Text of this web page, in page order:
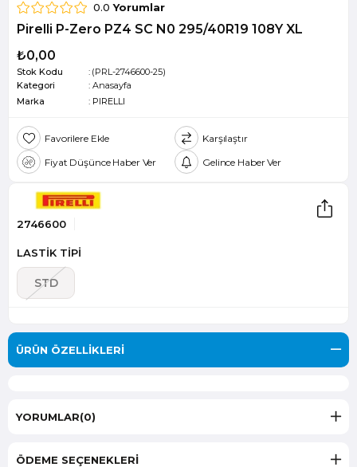
0.0 Yorumlar
Pirelli P-Zero PZ4 SC N0 295/40R19 108Y XL
₺0,00
Stok Kodu
(PRL-2746600-25)
Kategori
: Anasayfa
Marka
: PIRELLI
Favorilere Ekle
Karşılaştır
Fiyat Düşünce Haber Ver
Gelince Haber Ver
2746600
LASTİK TİPİ
STD
ÜRÜN ÖZELLIKLERI
YORUMLAR(0)
ÖDEME SEÇENEKLERI